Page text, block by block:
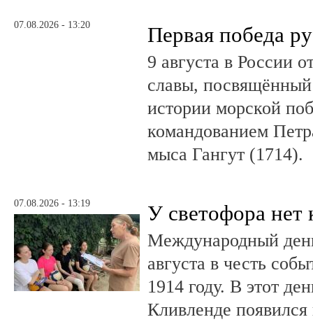
07.08.2026 - 13:20 Первая победа
9 августа в России
славы, посвящённый
истории морской
командованием
мыса Гангут (1714).
07.08.2026 - 13:19 У светофора нет
Международный
августа в честь
1914 году. В этот
Кливленде